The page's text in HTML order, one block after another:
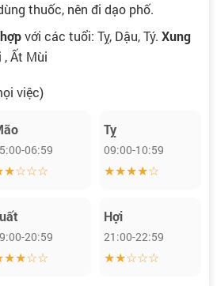
thuốc, nên đi dạo phố.
hợpvới các tuổi: Tỵ, Dậu, Tý. Xung
Ất Mùi
việc)
06:59
Tỵ
09:00-10:59
★★★★☆
20:59
Hợi
21:00-22:59
★★☆☆☆